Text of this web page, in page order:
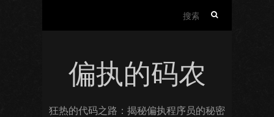
偏执的码农
狂热的代码之路：揭秘偏执程序员的秘密